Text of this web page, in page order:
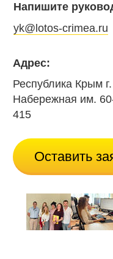
Напишите
yk@lotos-crimea.ru
Адрес:
Республика Крым
Набережная им.
415
Оставить